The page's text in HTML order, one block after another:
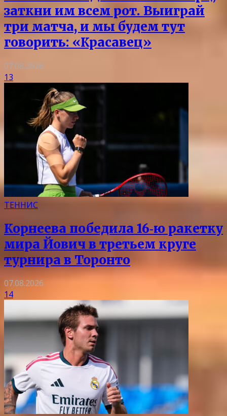
заткни им всем рот. Выиграй
три матча, и мы будем тут
говорить: «Красавец»
07.08.2026
13
ТЕННИС
Корнеева победила 16‑ю ракетку
мира Йович в третьем круге
турнира в Торонто
07.08.2026
14